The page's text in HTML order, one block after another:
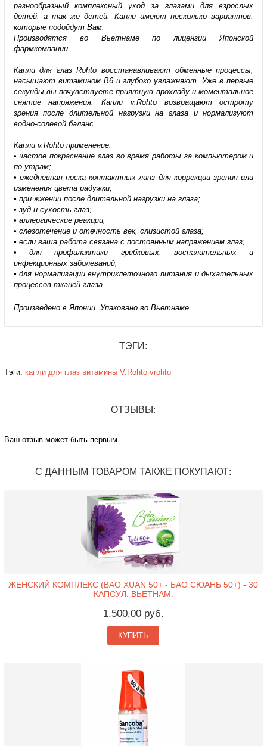
разнообразный комплексный уход за глазами для взрослых
детей, а так же детей. Капли имеют несколько вариантов,
которые подойдут Вам.
Производятся во Вьетнаме по лицензии Японской
фармкомпании.
Капли для глаз Rohto восстанавливают обменные процессы,
насыщают витамином В6 и глубоко увлажняют. Уже в первые
секунды вы почувствуете приятную прохладу и моментальное
снятие напряжения. Капли v.Rohto возвращают остроту
зрения после длительной нагрузки на глаза и нормализуют
водно-солевой баланс.
Капли v.Rohto применение:
• частое покраснение глаз во время работы за компьютером и
по утрам;
• ежедневная носка контактных линз для коррекции зрения или
изменения цвета радужки;
• при жжении после длительной нагрузки на глаза;
• зуд и сухость глаз;
• аллергические реакции;
• слезотечение и отечность век, слизистой глаза;
• если ваша работа связана с постоянным напряжением глаз;
• для профилактики грибковых, воспалительных и
инфекционных заболеваний;
• для нормализации внутриклеточного питания и дыхательных
процессов тканей глаза.
Произведено в Японии. Упаковано во Вьетнаме.
ТЭГИ:
Тэги: капли для глаз витамины V.Rohto vrohto
ОТЗЫВЫ:
Ваш отзыв может быть первым.
С ДАННЫМ ТОВАРОМ ТАКЖЕ ПОКУПАЮТ:
ЖЕНСКИЙ КОМПЛЕКС (BAO XUAN 50+ - БАО СЮАНЬ 50+) - 30
КАПСУЛ. ВЬЕТНАМ.
1.500,00 руб.
КУПИТЬ